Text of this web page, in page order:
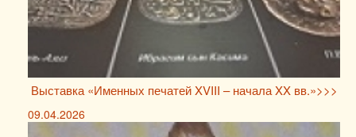
Выставка «Именных печатей XVIII – начала XX вв.»>>>
09.04.2026